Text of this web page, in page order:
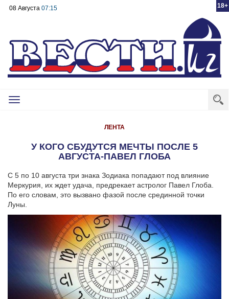
18+
08 Августа 07:15
Toggle
ЛЕНТА
У КОГО СБУДУТСЯ МЕЧТЫ ПОСЛЕ 5
АВГУСТА-ПАВЕЛ ГЛОБА
С 5 по 10 августа три знака Зодиака попадают под влияние
Меркурия, их ждет удача, предрекает астролог Павел Глоба.
По его словам, это вызвано фазой после срединной точки
Луны.